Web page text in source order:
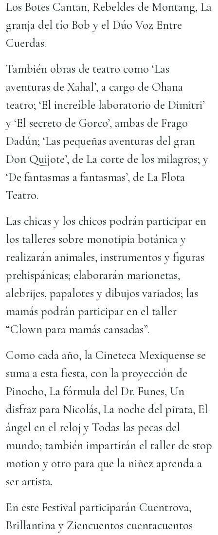
Los Botes Cantan, Rebeldes de Montang, La
granja del tío Bob y el Dúo Voz Entre
Cuerdas.
También obras de teatro como ‘Las
aventuras de Xahal’, a cargo de Ohana
teatro; ‘El increíble laboratorio de Dimitri’
y ‘El secreto de Gorco’, ambas de Frago
Dadún; ‘Las pequeñas aventuras del gran
Don Quijote’, de La corte de los milagros; y
‘De fantasmas a fantasmas’, de La Flota
Teatro.
Las chicas y los chicos podrán participar en
los talleres sobre monotipia botánica y
realizarán animales, instrumentos y figuras
prehispánicas; elaborarán marionetas,
alebrijes, papalotes y dibujos variados; las
mamás podrán participar en el taller
“Clown para mamás cansadas”.
Como cada año, la Cineteca Mexiquense se
suma a esta fiesta, con la proyección de
Pinocho, La fórmula del Dr. Funes, Un
disfraz para Nicolás, La noche del pirata, El
ángel en el reloj y Todas las pecas del
mundo; también impartirán el taller de stop
motion y otro para que la niñez aprenda a
ser artista.
En este Festival participarán Cuentrova,
Brillantina y Ziencuentos cuentacuentos